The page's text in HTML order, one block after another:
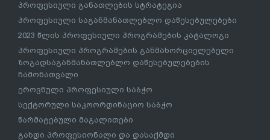
პროფესიული განათლების სტრატეგია
პროფესიული საგანმანათლებლო დაწესებულებები
2023 წლის პროფესიული პროგრამების კატალოგი
პროფესიული პროგრამების განმახორციელებელი
ზოგადსაგანმანათლებლო დაწესებულებების
ჩამონათვალი
ეროვნული პროფესიული საბჭო
სექტორული საკოორდინაციო საბჭო
წარმატებული მაგალითები
გახდი პროფესიონალი და დასაქმდი